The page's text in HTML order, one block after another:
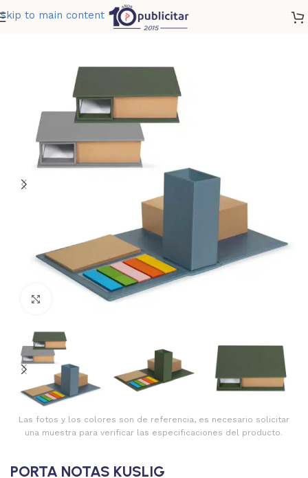
Skip to main content
PORTA NOTAS KUSLIG
Clic para ampliar
Las fotos y los colores son de referencia, es necesario solicitar
una muestra para verificar las especificaciones del producto.
PORTA NOTAS KUSLIG